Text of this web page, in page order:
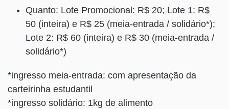
Quanto: Lote Promocional: R$ 20; Lote 1: R$
50 (inteira) e R$ 25 (meia-entrada / solidário*);
Lote 2: R$ 60 (inteira) e R$ 30 (meia-entrada /
solidário*)
*ingresso meia-entrada: com apresentação da
carteirinha estudantil
*ingresso solidário: 1kg de alimento